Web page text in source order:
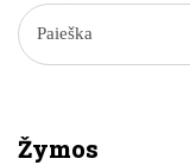
Žymos